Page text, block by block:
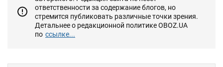
ответственности за содержание блогов, но
стремится публиковать различные точки зрения.
Детальнее о редакционной политике OBOZ.UA
по ссылке...